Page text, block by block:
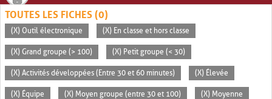
TOUTES LES FICHES (0)
(X) Outil électronique (X) En classe et hors classe
(X) Grand groupe (> 100) (X) Petit groupe (< 30)
(X) Activités développées (Entre 30 et 60 minutes) (X) Élevée
(X) Équipe (X) Moyen groupe (entre 30 et 100) (X) Moyenne